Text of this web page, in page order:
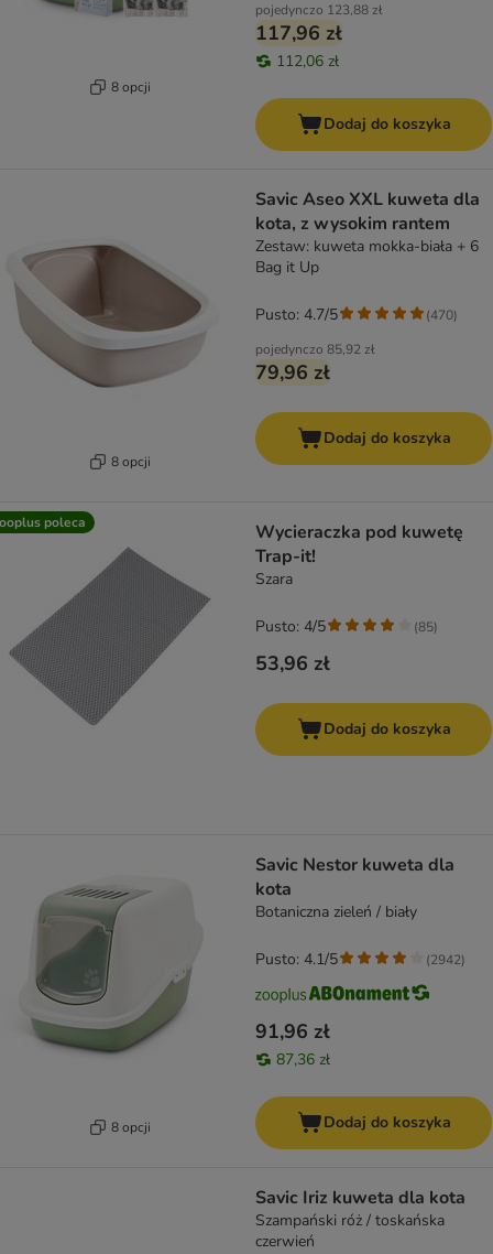
8 opcji
pojedynczo 123,88 zł
117,96 zł
112,06 zł
Dodaj do koszyka
8 opcji
Savic Aseo XXL kuweta dla
kota, z wysokim rantem
Zestaw: kuweta mokka-biała + 6
Bag it Up
pojedynczo 85,92 zł
79,96 zł
Pusto: 4.7/5 (470)
Dodaj do koszyka
poleca
Wycieraczka pod kuwetę
Trap-it!
Szara
53,96 zł
Pusto: 4/5 (85)
Dodaj do koszyka
8 opcji
Savic Nestor kuweta dla
kota
Botaniczna zieleń / biały
91,96 zł
87,36 zł
Pusto: 4.1/5 (2942)
Dodaj do koszyka
Savic Iriz kuweta dla kota
Szampański róż / toskańska
czerwień